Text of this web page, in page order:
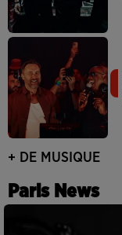
+ DE MUSIQUE
Paris News